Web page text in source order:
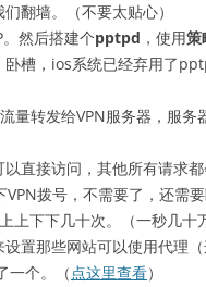
翻墙。（不要太贴心）
然后搭建个pptpd ，使用策
槽，ios系统已经弃用了
转发给VPN服务器，服务
直接访问，其他所有请求都
拨号，不需要了，还需要
下下几十次。（一秒几十
设置那些网站可以使用代理
一个。（点这里查看）